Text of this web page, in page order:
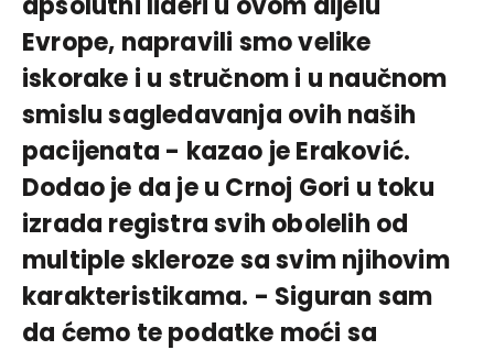
Evrope, napravili smo velike
iskorake i u stručnom i u naučnom
smislu sagledavanja ovih naših
pacijenata - kazao je Eraković.
Dodao je da je u Crnoj Gori u toku
izrada registra svih obolelih od
multiple skleroze sa svim njihovim
karakteristikama. - Siguran sam
da ćemo te podatke moći sa